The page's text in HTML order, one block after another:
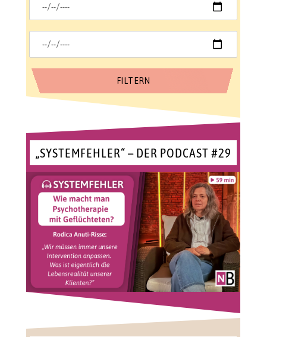
„SYSTEMFEHLER“ – DER PODCAST #29